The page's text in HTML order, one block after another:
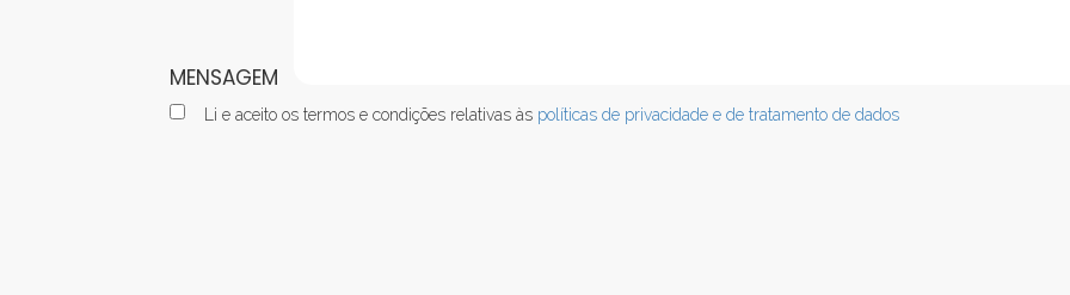
MENSAGEM
Li e aceito os termos e condições relativas às políticas de privacidade e de tratamento de dados